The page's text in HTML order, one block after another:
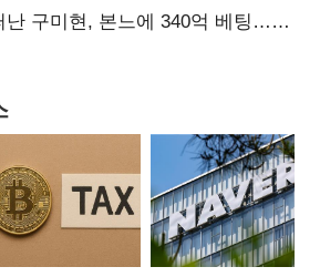
난 구미현, 본느에 340억 베팅…